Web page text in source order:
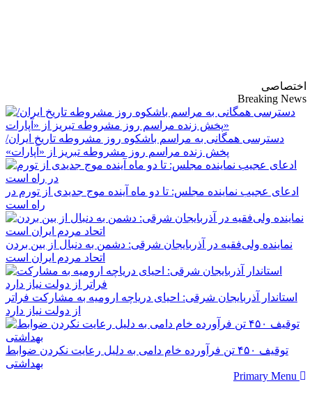
اختصاصی
Breaking News
دسترسی همگانی به مراسم باشکوه روز مشروطه تاریخ ایران/
پخش زنده مراسم روز مشروطه تبریز از «آپارات»
ادعای عجیب نماینده مجلس: تا دو ماه آینده موج جدیدی از تورم در
راه است
نماینده ولی‌فقیه در آذربایجان شرقی: دشمن به دنبال از بین بردن
اتحاد مردم ایران است
استاندار آذربایجان شرقی: احیای دریاچه ارومیه به مشارکت فراتر
از دولت نیاز دارد
توقیف ۴۵۰ تن فرآورده خام دامی به دلیل رعایت نکردن ضوابط
بهداشتی
Primary Menu